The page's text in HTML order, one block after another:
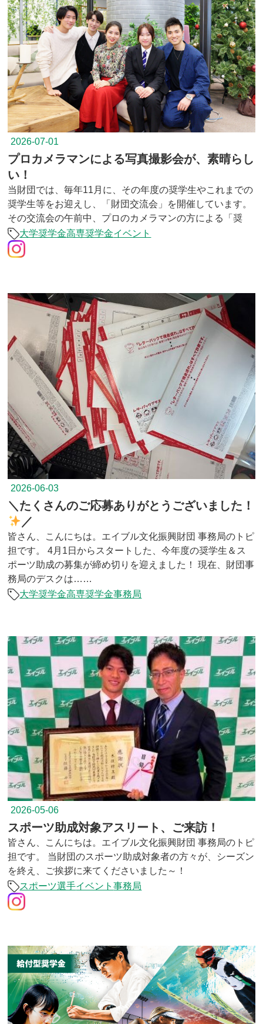
2026-07-01
プロカメラマンによる写真撮影会が、素晴らし
い！
当財団では、毎年11月に、その年度の奨学生やこれまでの
奨学生等をお迎えし、「財団交流会」を開催しています。
その交流会の午前中、プロのカメラマンの方による「奨
大学奨学金高専奨学金イベント
2026-06-03
＼たくさんのご応募ありがとうございました！
／
皆さん、こんにちは。エイブル文化振興財団 事務局のトピ
担です。 4月1日からスタートした、今年度の奨学生＆ス
ポーツ助成の募集が締め切りを迎えました！ 現在、財団事
務局のデスクは……
大学奨学金高専奨学金事務局
2026-05-06
スポーツ助成対象アスリート、ご来訪！
皆さん、こんにちは。エイブル文化振興財団 事務局のトピ
担です。 当財団のスポーツ助成対象者の方々が、シーズン
を終え、ご挨拶に来てくださいました～！
スポーツ選手イベント事務局